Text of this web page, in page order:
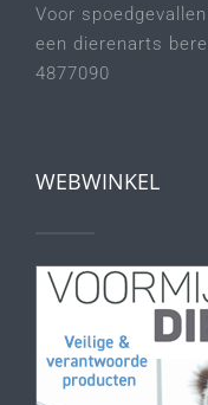
Voor
een dierenarts
4877090
WEBWINKEL